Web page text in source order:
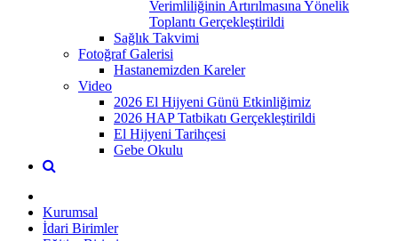
Verimliliğinin Artırılmasına Yönelik
Toplantı Gerçekleştirildi
Sağlık Takvimi
Fotoğraf Galerisi
Hastanemizden Kareler
Video
2026 El Hijyeni Günü Etkinliğimiz
2026 HAP Tatbikatı Gerçekleştirildi
El Hijyeni Tarihçesi
Gebe Okulu
Kurumsal
İdari Birimler